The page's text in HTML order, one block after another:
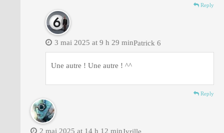
Reply
Patrick 6
3 mai 2025 at 9 h 29 min
Une autre ! Une autre ! ^^
Reply
Jyrille
2 mai 2025 at 14 h 12 min